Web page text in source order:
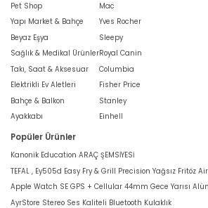
Pet Shop
Yapı Market & Bahçe
Beyaz Eşya
Sağlık & Medikal Ürünler
Takı, Saat & Aksesuar
Elektrikli Ev Aletleri
Bahçe & Balkon
Ayakkabı
Mac
Yves Rocher
Sleepy
Royal Canin
Columbia
Fisher Price
Stanley
Einhell
Popüler Ürünler
Kanonik Education ARAÇ ŞEMSİYESİ
TEFAL , Ey505d Easy Fry & Grill Precision Yağsız Fritöz
Apple Watch SE GPS + Cellular 44mm Gece Yarısı
AyrStore Stereo Ses Kaliteli Bluetooth Kulaklık